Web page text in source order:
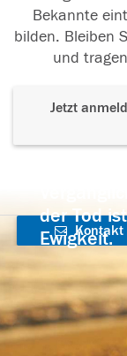
Bekannte
bilden. Bleiben
und
Jetzt
der Tod
Ewigkeit.
Kontakt